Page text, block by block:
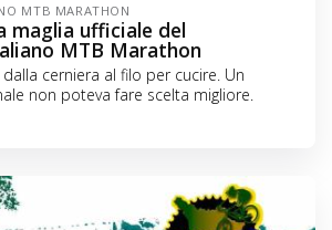
MTB MARATHON
maglia ufficiale del
MTB Marathon
cerniera al filo per cucire. Un
non poteva fare scelta migliore.